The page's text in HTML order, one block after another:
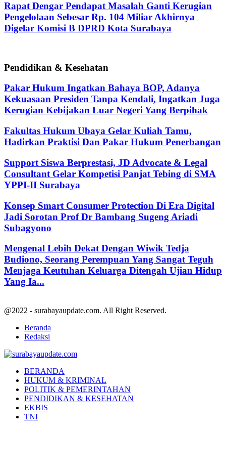
Rapat Dengar Pendapat Masalah Ganti Kerugian
Pengelolaan Sebesar Rp. 104 Miliar Akhirnya
Digelar Komisi B DPRD Kota Surabaya
Pendidikan & Kesehatan
Pakar Hukum Ingatkan Bahaya BOP, Adanya
Kekuasaan Presiden Tanpa Kendali, Ingatkan Juga
Kerugian Kebijakan Luar Negeri Yang Berpihak
Fakultas Hukum Ubaya Gelar Kuliah Tamu,
Hadirkan Praktisi Dan Pakar Hukum Penerbangan
Support Siswa Berprestasi, JD Advocate & Legal
Consultant Gelar Kompetisi Panjat Tebing di SMA
YPPI-II Surabaya
Konsep Smart Consumer Protection Di Era Digital
Jadi Sorotan Prof Dr Bambang Sugeng Ariadi
Subagyono
Mengenal Lebih Dekat Dengan Wiwik Tedja
Budiono, Seorang Perempuan Yang Sangat Teguh
Menjaga Keutuhan Keluarga Ditengah Ujian Hidup
Yang Ia...
@2022 - surabayaupdate.com. All Right Reserved.
Beranda
Redaksi
BERANDA
HUKUM & KRIMINAL
POLITIK & PEMERINTAHAN
PENDIDIKAN & KESEHATAN
EKBIS
TNI